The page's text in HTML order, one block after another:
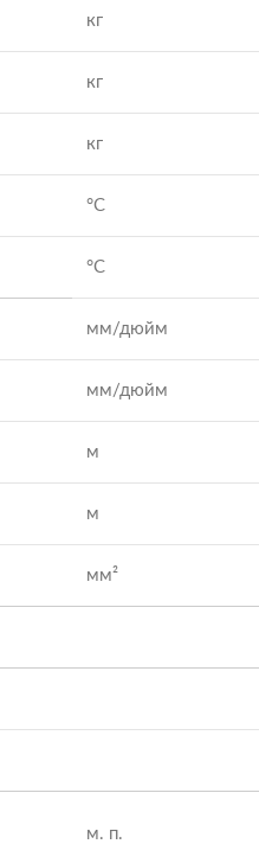
кг
кг
кг
°C
°C
мм/дюйм
мм/дюйм
м
м
мм²
м. п.